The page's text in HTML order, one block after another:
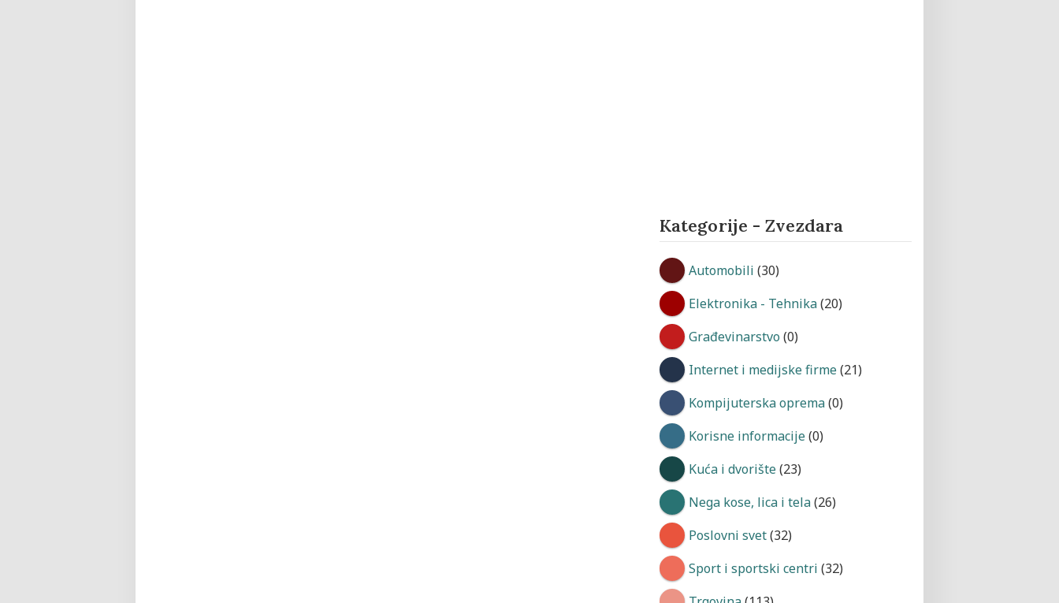
Kategorije - Zvezdara
Automobili (30)
Elektronika - Tehnika(20)
Građevinarstvo (0)
Internet i medijske firme(21)
Kompijuterska oprema(0)
Korisne informacije(0)
Kuća i dvorište(23)
Nega kose, lica i tela(26)
Poslovni svet(32)
Sport i sportski centri (32)